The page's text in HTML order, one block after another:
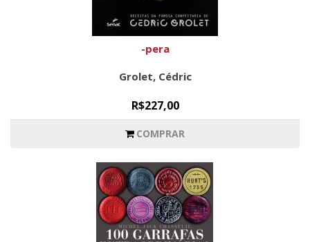
-pera
Grolet, Cédric
R$227,00
COMPRAR